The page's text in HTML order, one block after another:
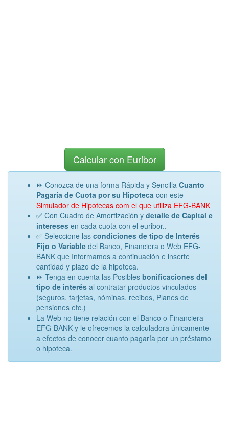
Calcular con Euribor
⏩ Conozca de una forma Rápida y Sencilla Cuanto
Pagaría de Cuota por su Hipoteca con este
Simulador de Hipotecas com el que utiliza EFG-BANK
✅ Con Cuadro de Amortización y detalle de Capital e
intereses en cada cuota con el euribor..
✅ Seleccione las condiciones de tipo de Interés
Fijo o Variable del Banco, Financiera o Web EFG-
BANK que Informamos a continuación e inserte
cantidad y plazo de la hipoteca.
⏩ Tenga en cuenta las Posibles bonificaciones del
tipo de interés al contratar productos vinculados
(seguros, tarjetas, nóminas, recibos, Planes de
pensiones etc.)
La Web no tiene relación con el Banco o Financiera
EFG-BANK y le ofrecemos la calculadora únicamente
a efectos de conocer cuanto pagaría por un préstamo
o hipoteca.